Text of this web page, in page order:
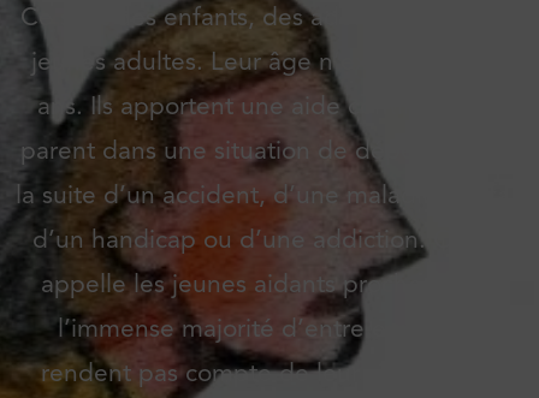
Ce sont des enfants, des adolescents ou de
jeunes adultes. Leur âge n’excède pas 25
ans. Ils apportent une aide continue à un
parent dans une situation de dépendance à
la suite d’un accident, d’une maladie, du fait
d’un handicap ou d’une addiction. On les
appelle les jeunes aidants proches, mais
l’immense majorité d’entre eux ne se
rendent pas compte de leur situation ou